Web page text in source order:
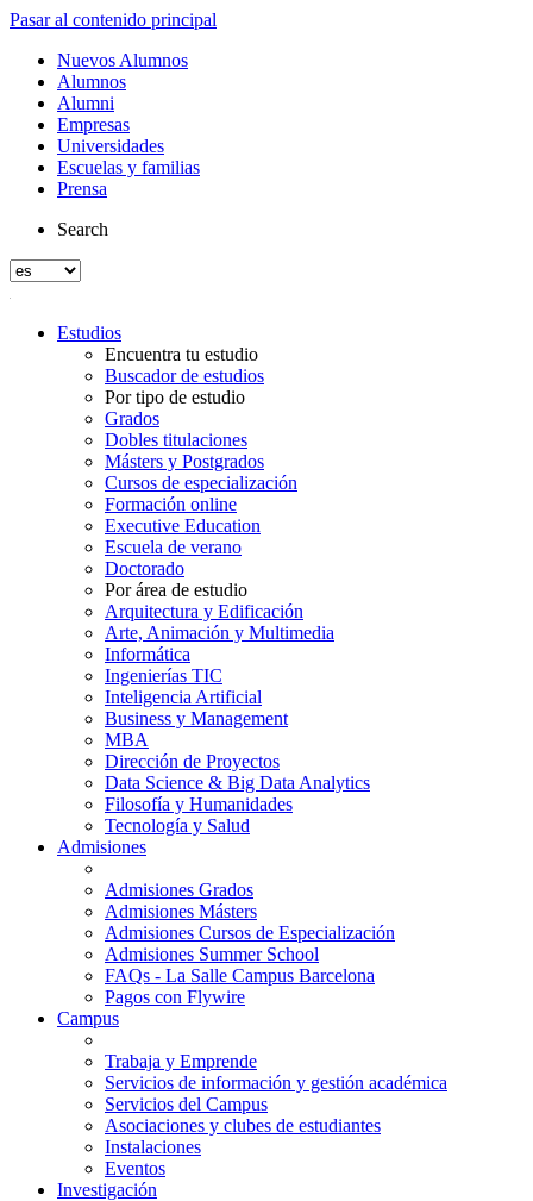
Pasar al contenido principal
Nuevos Alumnos
Alumnos
Alumni
Empresas
Universidades
Escuelas y familias
Prensa
Search
Estudios
Encuentra tu estudio
Buscador de estudios
Por tipo de estudio
Grados
Dobles titulaciones
Másters y Postgrados
Cursos de especialización
Formación online
Executive Education
Escuela de verano
Doctorado
Por área de estudio
Arquitectura y Edificación
Arte, Animación y Multimedia
Informática
Ingenierías TIC
Inteligencia Artificial
Business y Management
MBA
Dirección de Proyectos
Data Science & Big Data Analytics
Filosofía y Humanidades
Tecnología y Salud
Admisiones
Admisiones Grados
Admisiones Másters
Admisiones Cursos de Especialización
Admisiones Summer School
FAQs - La Salle Campus Barcelona
Pagos con Flywire
Campus
Trabaja y Emprende
Servicios de información y gestión académica
Servicios del Campus
Asociaciones y clubes de estudiantes
Instalaciones
Eventos
Investigación